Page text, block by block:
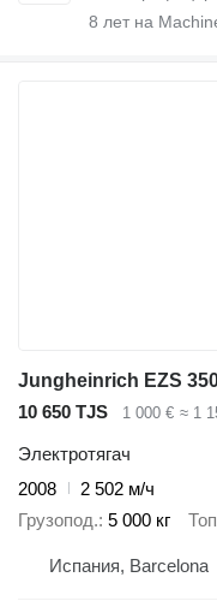
8 лет на
Jungheinrich EZS
10 650 TJS
1 000 € ≈ 1
Электротягач
2008
2 502 м/ч
Грузопод. 5 000 кг
Испания, Barcelona